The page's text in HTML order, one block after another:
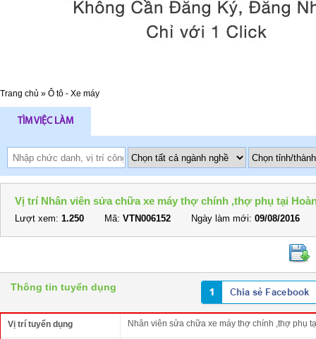
Trang chủ » Ô tô - Xe máy
TÌM VIỆC LÀM
Vị trí Nhân viên sửa chữa xe máy thợ chính ,thợ phụ tại
Lượt xem: 1.250 Mã: VTN006152 Ngày làm mới: 09/08/2016
Thông tin tuyển dụng
Vị trí tuyển dụng Nhân viên sửa chữa xe máy thợ chính ,thợ phụ